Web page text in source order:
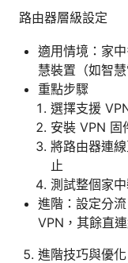
路由器層級設定
適用情境：家
慧裝置（如智
重點步驟
選擇支援
安裝 VPN 固
將路由器連
止
測試整個家
進階：設定分
VPN，其餘直
進階技巧與優化